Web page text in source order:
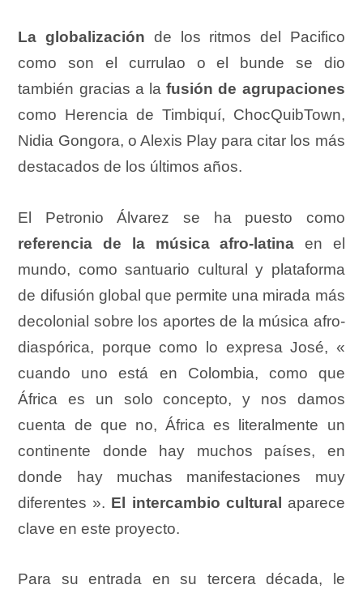
La globalización de los ritmos del Pacifico
como son el currulao o el bunde se dio
también gracias a lafusión de agrupaciones
como Herencia de Timbiquí, ChocQuibTown,
Nidia Gongora, o Alexis Play para citar los más
destacados de los últimos años.
El Petronio Álvarez se ha puesto como
referencia de la música afro-latina en el
mundo, como santuario cultural y plataforma
de difusión global que permite una mirada más
decolonial sobre los aportes de la música afro-
diaspórica, porque como lo expresa José, «
cuando uno está en Colombia, como que
África es un solo concepto, y nos damos
cuenta de que no, África es literalmente un
continente donde hay muchos países, en
donde hay muchas manifestaciones muy
diferentes ». El intercambio cultural aparece
clave en este proyecto.
Para su entrada en su tercera década, le